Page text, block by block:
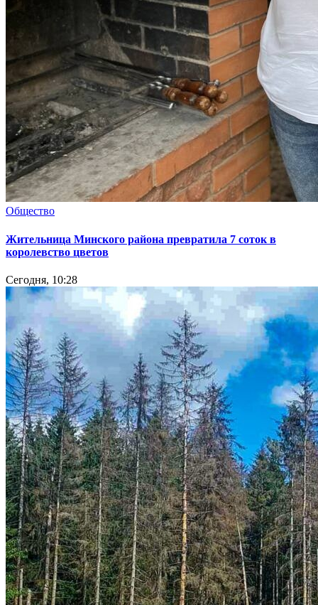
Общество
Жительница Минского района превратила 7 соток в
королевство цветов
Сегодня, 10:28